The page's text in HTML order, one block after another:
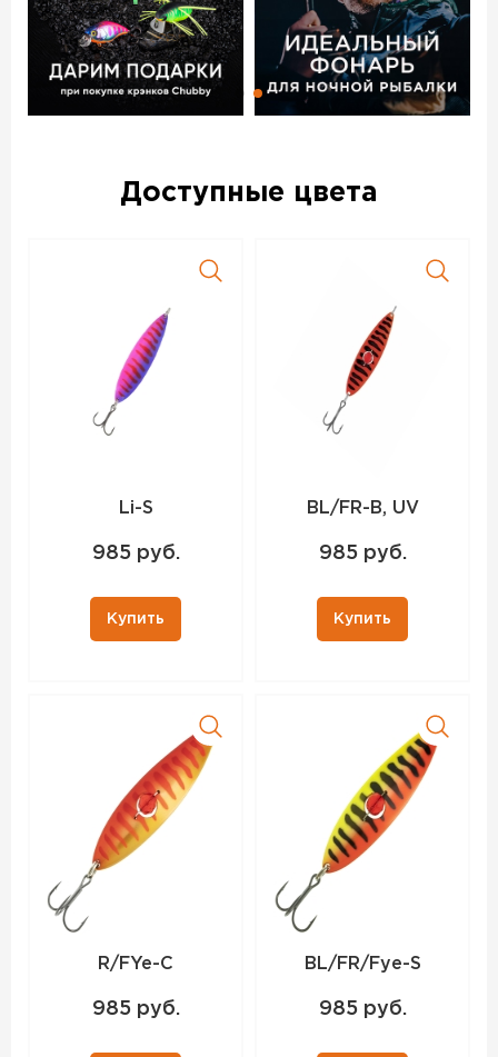
Доступные цвета
Li-S
985 руб.
Купить
BL/FR-B, UV
985 руб.
Купить
R/FYe-C
985 руб.
BL/FR/Fye-S
985 руб.